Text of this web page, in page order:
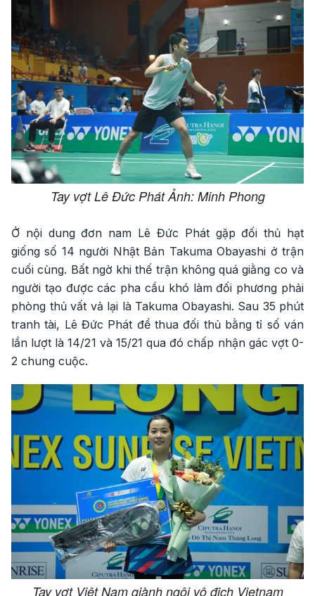
Tay vợt Lê Đức Phát Ảnh: Minh Phong
Ở nội dung đơn nam Lê Đức Phát gặp đối thủ hạt
giống số 14 người Nhật Bản Takuma Obayashi ở trận
cuối cùng. Bất ngờ khi thế trận không quá giằng co và
người tạo được các pha cầu khó làm đối phương phải
phòng thủ vất vả lại là Takuma Obayashi. Sau 35 phút
tranh tài, Lê Đức Phát để thua đối thủ bằng tỉ số ván
lần lượt là 14/21 và 15/21 qua đó chấp nhận gác vợt 0-
2 chung cuộc.
Tay vợt Việt Nam giành ngôi vô địch Vietnam